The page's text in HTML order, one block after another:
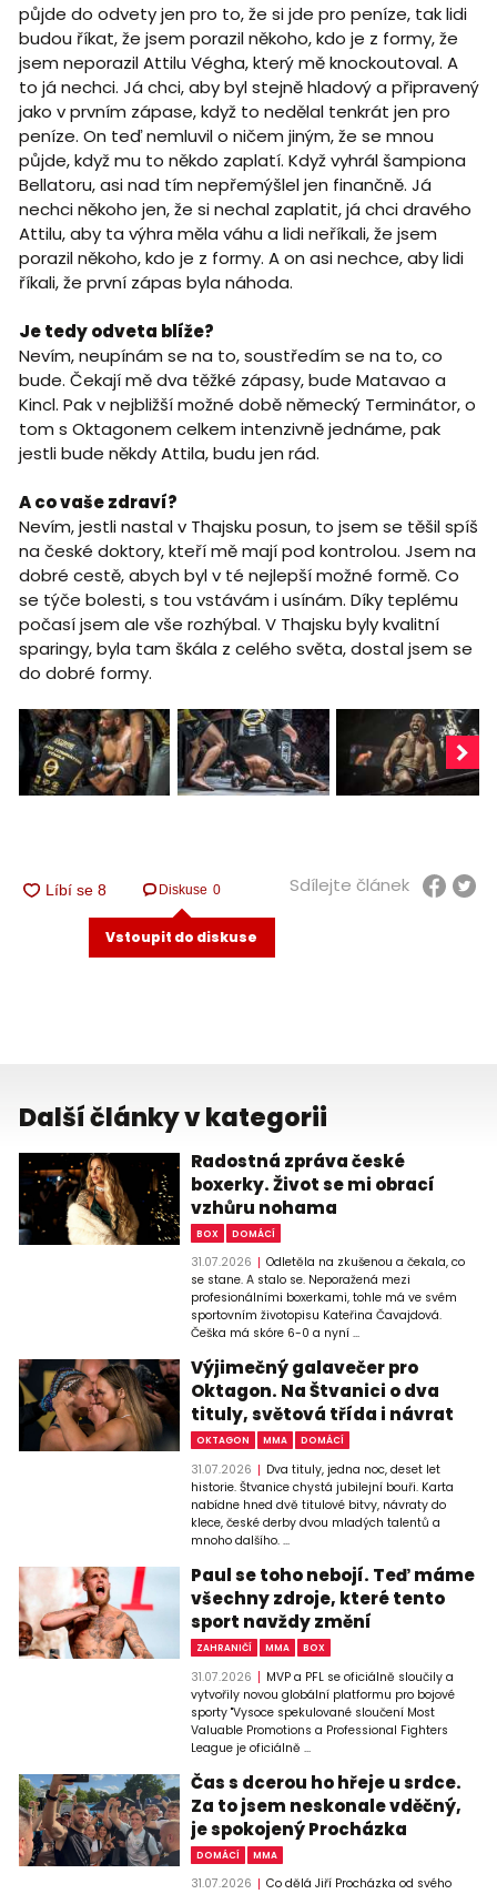
půjde do odvety jen pro to, že si jde pro peníze, tak lidi
budou říkat, že jsem porazil někoho, kdo je z formy, že
jsem neporazil Attilu Végha, který mě knockoutoval. A
to já nechci. Já chci, aby byl stejně hladový a připravený
jako v prvním zápase, když to nedělal tenkrát jen pro
peníze. On teď nemluvil o ničem jiným, že se mnou
půjde, když mu to někdo zaplatí. Když vyhrál šampiona
Bellatoru, asi nad tím nepřemýšlel jen finančně. Já
nechci někoho jen, že si nechal zaplatit, já chci dravého
Attilu, aby ta výhra měla váhu a lidi neříkali, že jsem
porazil někoho, kdo je z formy. A on asi nechce, aby lidi
říkali, že první zápas byla náhoda.
Je tedy odveta blíže?
Nevím, neupínám se na to, soustředím se na to, co
bude. Čekají mě dva těžké zápasy, bude Matavao a
Kincl. Pak v nejbližší možné době německý Terminátor, o
tom s Oktagonem celkem intenzivně jednáme, pak
jestli bude někdy Attila, budu jen rád.
A co vaše zdraví?
Nevím, jestli nastal v Thajsku posun, to jsem se těšil spíš
na české doktory, kteří mě mají pod kontrolou. Jsem na
dobré cestě, abych byl v té nejlepší možné formě. Co
se týče bolesti, s tou vstávám i usínám. Díky teplému
počasí jsem ale vše rozhýbal. V Thajsku byly kvalitní
sparingy, byla tam škála z celého světa, dostal jsem se
do dobré formy.
Diskuse 0
Vstoupit do diskuse
Sdílejte článek
Další články v kategorii
Radostná zpráva české
boxerky. Život se mi obrací
vzhůru nohama
BOX DOMÁCÍ
31.07.2026
Odletěla na zkušenou a čekala, co
se stane. A stalo se. Neporažená mezi
profesionálními boxerkami, tohle má ve svém
sportovním životopisu Kateřina Čavajdová.
Češka má skóre 6-0 a nyní ...
Výjimečný galavečer pro
Oktagon. Na Štvanici o dva
tituly, světová třída i návrat
OKTAGON MMA DOMÁCÍ
31.07.2026
Dva tituly, jedna noc, deset let
historie. Štvanice chystá jubilejní bouři. Karta
nabídne hned dvě titulové bitvy, návraty do
klece, české derby dvou mladých talentů a
mnoho dalšího. ...
Paul se toho nebojí. Teď máme
všechny zdroje, které tento
sport navždy změní
ZAHRANIČÍ MMA BOX
31.07.2026
MVP a PFL se oficiálně sloučily a
vytvořily novou globální platformu pro bojové
sporty "Vysoce spekulované sloučení Most
Valuable Promotions a Professional Fighters
League je oficiálně ...
Čas s dcerou ho hřeje u srdce.
Za to jsem neskonale vděčný,
je spokojený Procházka
DOMÁCÍ MMA
31.07.2026
Co dělá Jiří Procházka od svého